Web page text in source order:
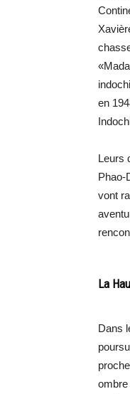
en
Leurs
Phao-
vont
La
Dans